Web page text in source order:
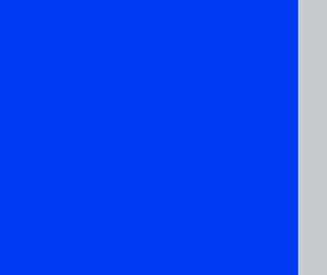
do terminal
e alguns cuidados básicos,
ao máximo o poder do
sua infraestrutura de TI